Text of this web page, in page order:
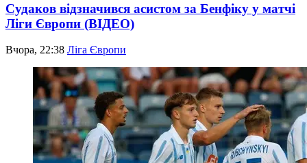
Судаков відзначився асистом за Бенфіку у матчі
Ліги Європи (ВІДЕО)
Вчора, 22:38 Ліга Європи